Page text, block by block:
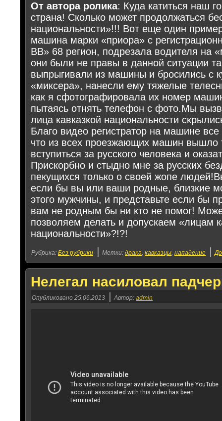
От автора ролика: Куда катиться наш
страна! Сколько может продолжаться
национальности»!!! Вот еще один
машина марки «приора» с
ВВ» 68 регион, подрезала водителя на
они были не правы в данной ситуации
выпрыгивали из машины и бросились с
«миксера», нанесли ему тяжелые
как я сфотографировала их номер
пытаясь отнять телефон с фото.Мы
лица кавказкой национальности
Благо видео регистратор на машине
что из всех проезжающих машин вышло
вступиться за русского человека и
Прискорбно и стыдно мне за русских
пекущихся только о своей жопе
если бы вы или ваши родные, близкие
этого мужчины, и представьте если бы
вам не родным бы ни кто не помог!
позволяем делать и допускаем «лицам
национальности»?!?!
Рубрика: Без рубрики Метки: драка, кавказцы, нападение
Нелегал насиловал
Опубликовано 25.06.2013 Автор: admin